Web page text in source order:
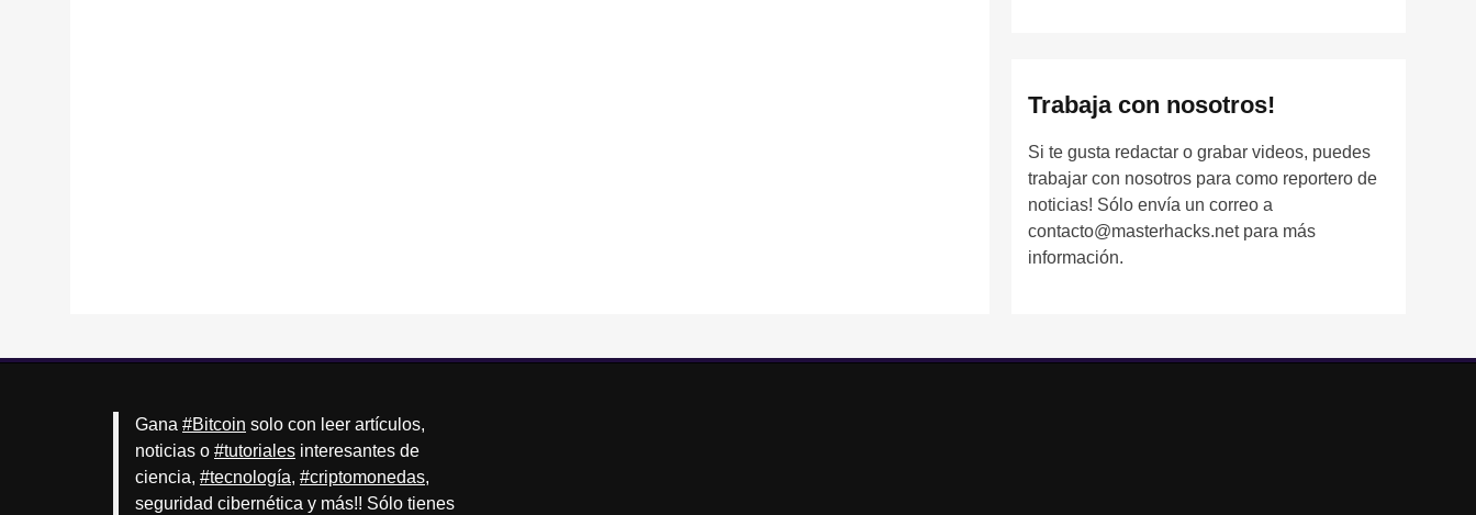
Trabaja con nosotros!
Si te gusta redactar o grabar videos, puedes
trabajar con nosotros para como reportero de
noticias! Sólo envía un correo a
contacto@masterhacks.net para más
información.
Gana #Bitcoin solo con leer artículos,
noticias o #tutoriales interesantes de
ciencia, #tecnología, #criptomonedas,
seguridad cibernética y más!! Sólo tienes